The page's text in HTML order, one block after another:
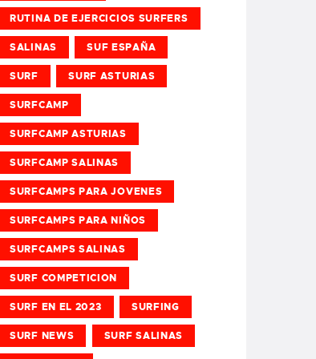
RUTINA DE EJERCICIOS SURFERS
SALINAS SUF ESPAÑA
SURF SURF ASTURIAS
SURFCAMP
SURFCAMP ASTURIAS
SURFCAMP SALINAS
SURFCAMPS PARA JOVENES
SURFCAMPS PARA NIÑOS
SURFCAMPS SALINAS
SURF COMPETICION
SURF EN EL 2023 SURFING
SURF NEWS SURF SALINAS